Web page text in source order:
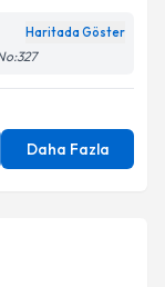
Haritada Göster
Daha Fazla